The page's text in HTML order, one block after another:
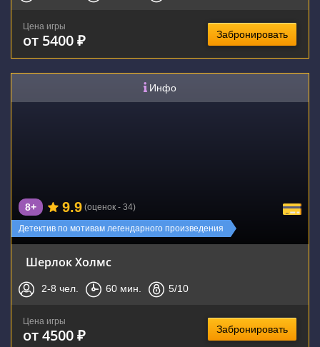
Цена игры
от 5400 ₽ Забронировать
Инфо
Детектив по мотивам легендарного произведения
8+ 9.9 (оценок - 34)
Шерлок Холмс
2-8 чел. 60 мин. 5/10
Цена игры
от 4500 ₽ Забронировать